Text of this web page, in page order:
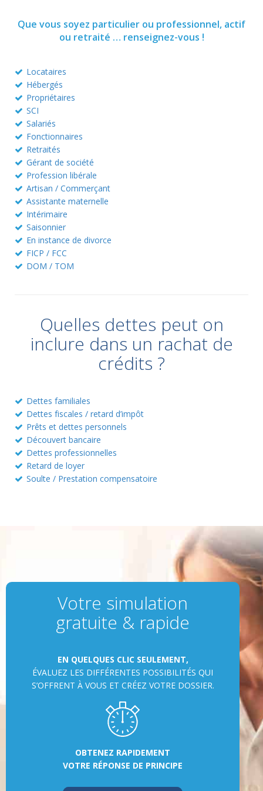
Que vous soyez particulier ou professionnel, actif
ou retraité … renseignez-vous !
Locataires
Hébergés
Propriétaires
SCI
Salariés
Fonctionnaires
Retraités
Gérant de société
Profession libérale
Artisan / Commerçant
Assistante maternelle
Intérimaire
Saisonnier
En instance de divorce
FICP / FCC
DOM / TOM
Quelles dettes peut on
inclure dans un rachat de
crédits ?
Dettes familiales
Dettes fiscales / retard d’impôt
Prêts et dettes personnels
Découvert bancaire
Dettes professionnelles
Retard de loyer
Soulte / Prestation compensatoire
Votre simulation
gratuite & rapide
EN QUELQUES CLIC SEULEMENT,
ÉVALUEZ LES DIFFÉRENTES POSSIBILITÉS QUI
S’OFFRENT À VOUS ET CRÉEZ VOTRE DOSSIER.
OBTENEZ RAPIDEMENT
VOTRE RÉPONSE DE PRINCIPE